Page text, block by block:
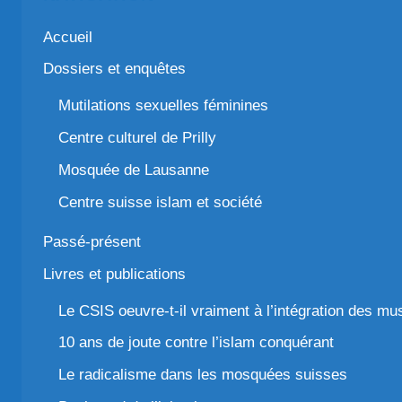
Accueil
Dossiers et enquêtes
Mutilations sexuelles féminines
Centre culturel de Prilly
Mosquée de Lausanne
Centre suisse islam et société
Passé-présent
Livres et publications
Le CSIS oeuvre-t-il vraiment à l’intégration des
10 ans de joute contre l’islam conquérant
Le radicalisme dans les mosquées suisses